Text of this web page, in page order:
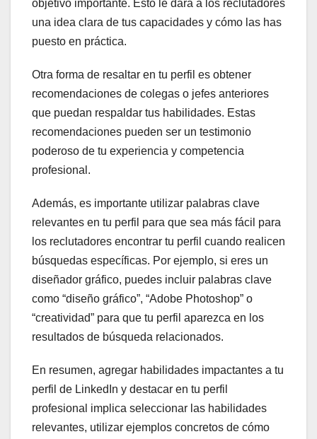
objetivo importante. Esto le dará a los reclutadores
una idea clara de tus capacidades y cómo las has
puesto en práctica.
Otra forma de resaltar en tu perfil es obtener
recomendaciones de colegas o jefes anteriores
que puedan respaldar tus habilidades. Estas
recomendaciones pueden ser un testimonio
poderoso de tu experiencia y competencia
profesional.
Además, es importante utilizar palabras clave
relevantes en tu perfil para que sea más fácil para
los reclutadores encontrar tu perfil cuando realicen
búsquedas específicas. Por ejemplo, si eres un
diseñador gráfico, puedes incluir palabras clave
como “diseño gráfico”, “Adobe Photoshop” o
“creatividad” para que tu perfil aparezca en los
resultados de búsqueda relacionados.
En resumen, agregar habilidades impactantes a tu
perfil de LinkedIn y destacar en tu perfil
profesional implica seleccionar las habilidades
relevantes, utilizar ejemplos concretos de cómo